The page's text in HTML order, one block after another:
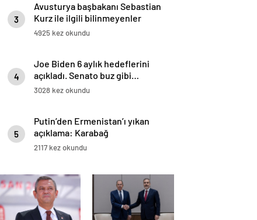
3
Avusturya başbakanı Sebastian
Kurz ile ilgili bilinmeyenler
4925 kez okundu
4
Joe Biden 6 aylık hedeflerini
açıkladı. Senato buz gibi…
3028 kez okundu
5
Putin’den Ermenistan’ı yıkan
açıklama: Karabağ
Azerbaycan’ın ayrılmaz bir
2117 kez okundu